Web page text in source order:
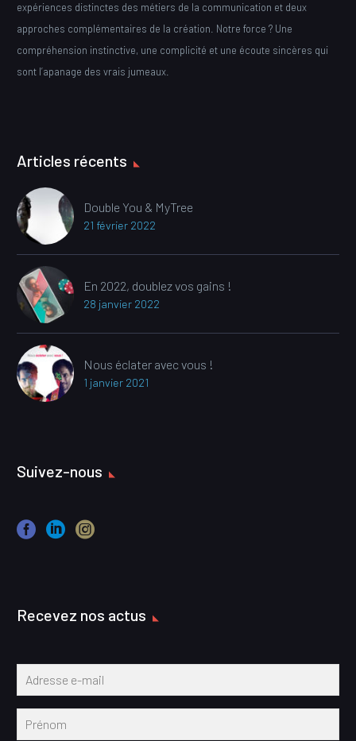
expériences distinctes des métiers de la communication et deux
approches complémentaires de la création. Notre force ? Une
compréhension instinctive, une complicité et une écoute sincères qui
sont l’apanage des vrais jumeaux.
Articles récents
Double You & MyTree
21 février 2022
En 2022, doublez vos gains !
28 janvier 2022
Nous éclater avec vous !
1 janvier 2021
Suivez-nous
Recevez nos actus